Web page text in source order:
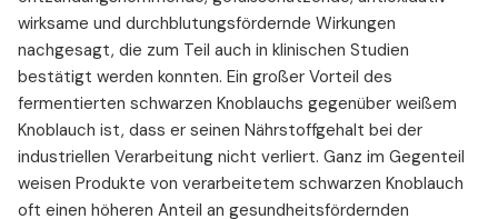
wirksame und durchblutungsfördernde Wirkungen
nachgesagt, die zum Teil auch in klinischen Studien
bestätigt werden konnten. Ein großer Vorteil des
fermentierten schwarzen Knoblauchs gegenüber weißem
Knoblauch ist, dass er seinen Nährstoffgehalt bei der
industriellen Verarbeitung nicht verliert. Ganz im Gegenteil
weisen Produkte von verarbeitetem schwarzen Knoblauch
oft einen höheren Anteil an gesundheitsfördernden